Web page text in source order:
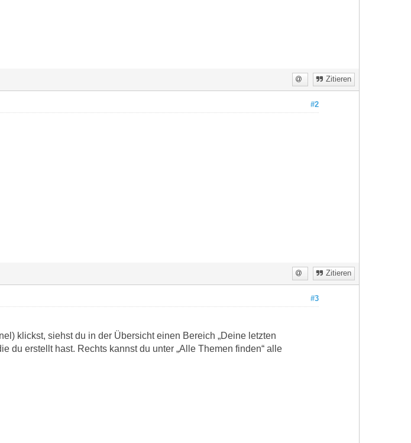
Zitieren
#2
Zitieren
#3
klickst, siehst du in der Übersicht einen Bereich „Deine letzten
du erstellt hast. Rechts kannst du unter „Alle Themen finden“ alle